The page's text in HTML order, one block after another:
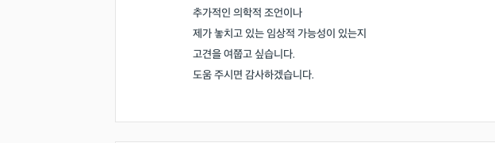
추가적인 의학적 조언이나
제가 놓치고 있는 임상적 가능성이 있는지
고견을 여쭙고 싶습니다.
도움 주시면 감사하겠습니다.